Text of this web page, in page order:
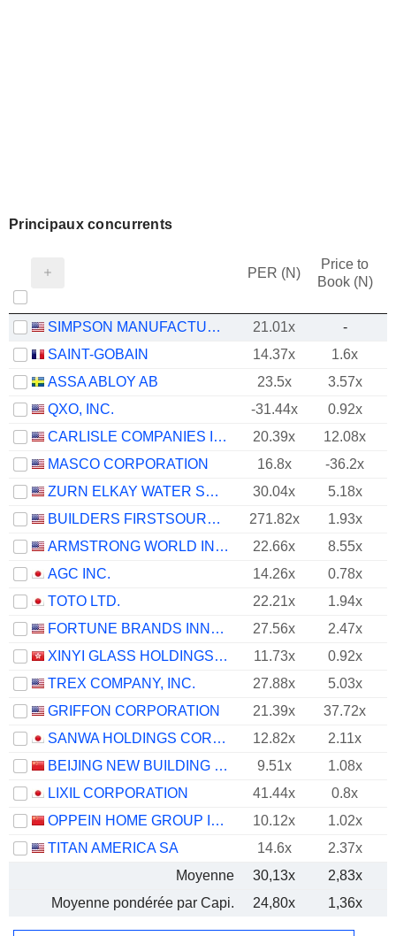
Principaux concurrents
PER (N)
Price to
Book (N)
SIMPSON MANUFACTURING CO., INC. 21.01x
-
SAINT-GOBAIN
14.37x 1.6x
ASSA ABLOY AB
23.5x
3.57x
QXO, INC.
-31.44x
0.92x
CARLISLE COMPANIES INCORPORATED
20.39x
12.08x
MASCO CORPORATION
16.8x
-36.2x
ZURN ELKAY WATER SOLUTIONS CORPORATION
30.04x
5.18x
BUILDERS FIRSTSOURCE, INC.
271.82x
1.93x
ARMSTRONG WORLD INDUSTRIES, INC.
22.66x
8.55x
AGC INC.
14.26x
0.78x
TOTO LTD.
22.21x
1.94x
FORTUNE BRANDS INNOVATIONS, INC.
27.56x
2.47x
XINYI GLASS HOLDINGS LIMITED
11.73x
0.92x
TREX COMPANY, INC.
27.88x 5.03x
GRIFFON CORPORATION
21.39x
37.72x
SANWA HOLDINGS CORPORATION
12.82x 2.11x
BEIJING NEW BUILDING MATERIALS PUBLIC LIMITED COMPANY
9.51x
1.08x
LIXIL CORPORATION
41.44x
0.8x
OPPEIN HOME GROUP INC.
10.12x
1.02x
TITAN AMERICA SA
14.6x
2.37x
Moyenne
30,13x
2,83x
Moyenne pondérée par Capi.
24,80x 1,36x